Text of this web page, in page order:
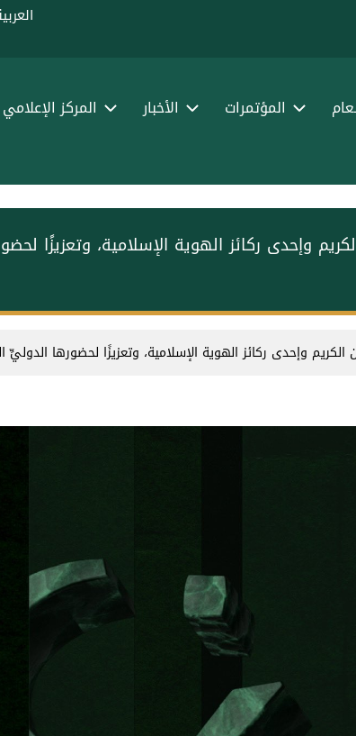
المؤتمرات الأخبار المركز الإعلامي
وإحدى ركائز الهوية الإسلامية، وتعزيزًا
الكريم وإحدى ركائز الهوية الإسلامية، وتعزيزًا لحضورها